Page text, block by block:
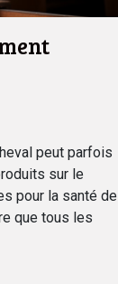
peut parfois
sur le
pour la santé de
que tous les